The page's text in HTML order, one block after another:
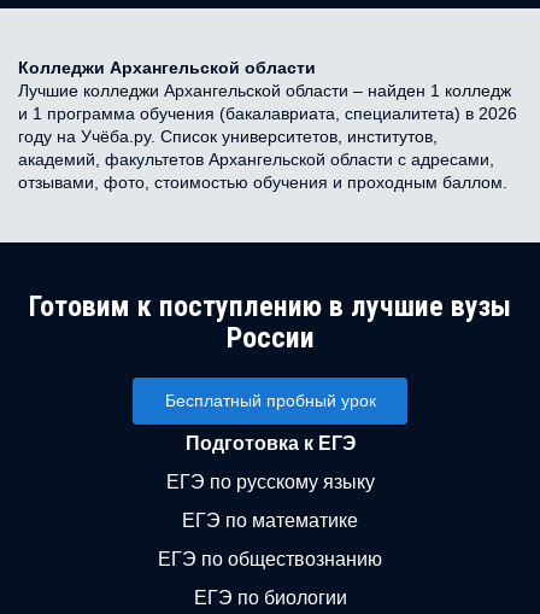
Колледжи Архангельской области
Лучшие колледжи Архангельской области – найден 1 колледж
и 1 программа обучения (бакалавриата, специалитета) в 2026
году на Учёба.ру. Список университетов, институтов,
академий, факультетов Архангельской области с адресами,
отзывами, фото, стоимостью обучения и проходным баллом.
Готовим к поступлению в лучшие вузы
России
Бесплатный пробный урок
Подготовка к ЕГЭ
ЕГЭ по русскому языку
ЕГЭ по математике
ЕГЭ по обществознанию
ЕГЭ по биологии